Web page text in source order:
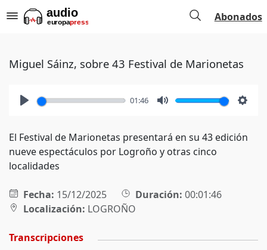
Abonados
Miguel Sáinz, sobre 43 Festival de Marionetas
01:46
El Festival de Marionetas presentará en su 43 edición
nueve espectáculos por Logroño y otras cinco
localidades
Fecha: 15/12/2025 Duración: 00:01:46
Localización: LOGROÑO
Transcripciones